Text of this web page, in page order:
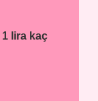
lira kaç